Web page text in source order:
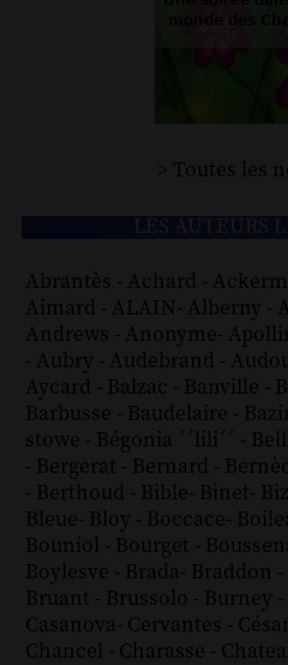
> Toutes les
Abrantès - Achard -
Aimard - ALAIN- Alberny -
Andrews - Anonyme-
- Aubry - Audebrand -
Aycard - Balzac - Banville -
Barbusse - Baudelaire -
stowe - Bégonia ´´lili´´ -
- Bergerat - Bernard -
- Berthoud - Bible- Binet-
Bleue- Bloy - Boccace-
Bouniol - Bourget -
Boylesve - Brada- Braddon -
Bruant - Brussolo - Burney -
Casanova- Cervantes -
Chancel - Charasse -